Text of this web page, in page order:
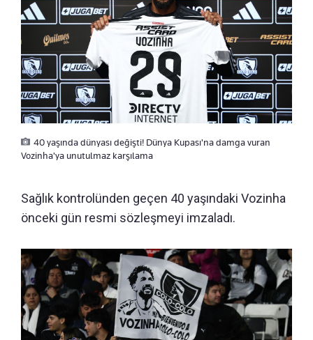
40 yaşında dünyası değişti! Dünya Kupası'na damga vuran
Vozinha'ya unutulmaz karşılama
Sağlık kontrolünden geçen 40 yaşındaki Vozinha
önceki gün resmi sözleşmeyi imzaladı.